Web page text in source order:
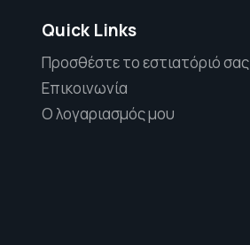
Quick Links
Προσθέστε το εστιατόριό σας
Επικοινωνία
Ο λογαριασμός μου